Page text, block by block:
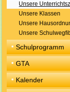
Unsere
Unsere Klassen
Unsere
Unsere
Schulprogramm
GTA
Kalender